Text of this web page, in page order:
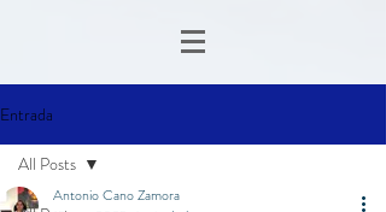
Entrada
All Posts
Antonio Cano Zamora